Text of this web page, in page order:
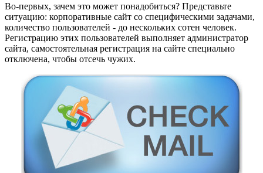
Во-первых, зачем это может понадобиться? Представьте
ситуацию: корпоративные сайт со специфическими задачами,
количество пользователей - до нескольких сотен человек.
Регистрацию этих пользователей выполняет администратор
сайта, самостоятельная регистрация на сайте специально
отключена, чтобы отсечь чужих.